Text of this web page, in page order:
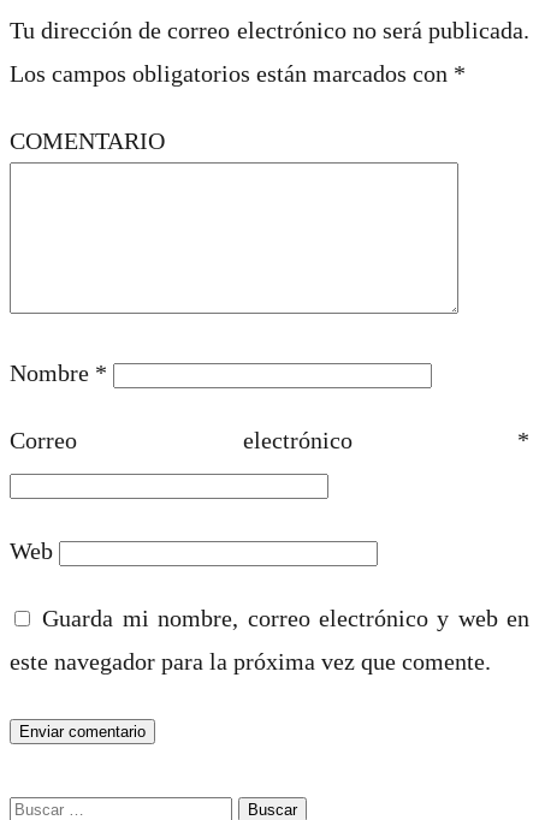
Tu dirección de correo electrónico no será publicada.
Los campos obligatorios están marcados con *
COMENTARIO
Nombre *
Correo electrónico *
Web
Guarda mi nombre, correo electrónico y web en
este navegador para la próxima vez que comente.
Buscar: